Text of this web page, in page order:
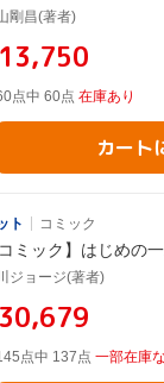
剛昌(著者)
¥13,750
点中 60点 在庫あり
カート
ト コミック
コミック】はじめの
ジョージ(著者)
¥30,679
点中 137点 一部在庫